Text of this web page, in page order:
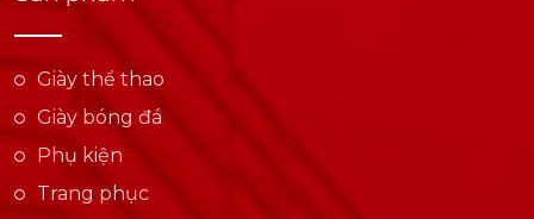
Giày thể thao
Giày bóng đá
Phụ kiện
Trang phục